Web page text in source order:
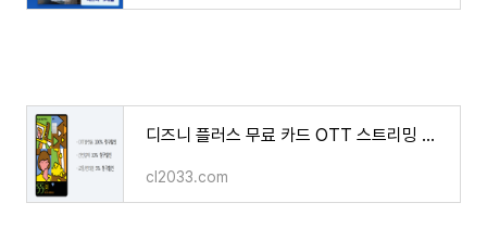
디즈니 플러스 무료 카드 OTT 스트리밍 할인 카드 넷플릭스 유튜브 프리미엄
cl2033.com